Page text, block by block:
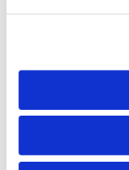
NAVIGATION